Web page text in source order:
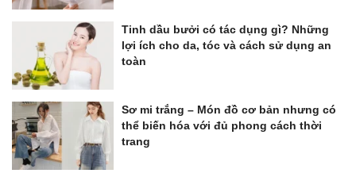
Tinh dầu bưởi có tác dụng gì? Những
lợi ích cho da, tóc và cách sử dụng an
toàn
Sơ mi trắng – Món đồ cơ bản nhưng có
thể biến hóa với đủ phong cách thời
trang